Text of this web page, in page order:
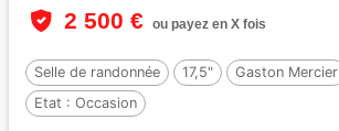
2 500 € ou payez en X fois
Selle de randonnée 17,5" Gaston Mercier
Etat : Occasion